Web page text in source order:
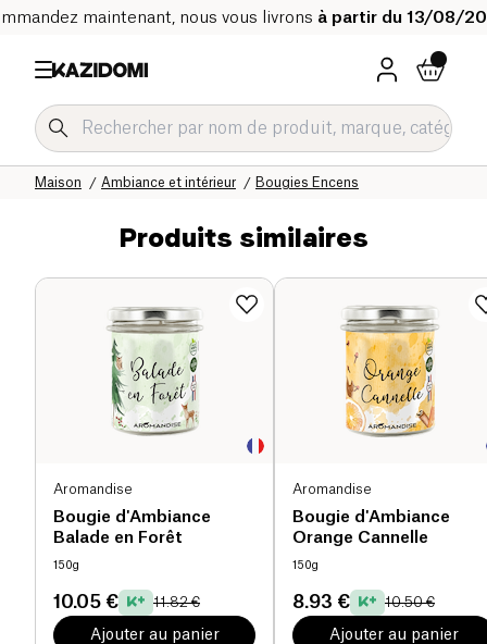
maintenant, nous vous livrons à partir du 13/08/
Bougies Encens
Ambiance et intérieur
Maison
Notre catalogue bio
Accueil
Produits similaires
Aromandise
Bougie d'Ambiance
Balade en Forêt
150g
10.05 € 11.82 €
Ajouter au panier
Aromandise
Bougie d'Ambiance
Orange Cannelle
150g
8.93 € 10.50 €
Ajouter au panier